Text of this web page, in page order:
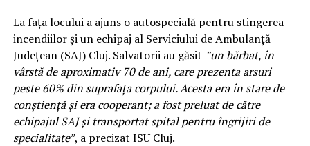
La fața locului a ajuns o autospecială pentru stingerea
incendiilor și un echipaj al Serviciului de Ambulanță
Județean (SAJ) Cluj. Salvatorii au găsit ”un bărbat, în
vârstă de aproximativ 70 de ani, care prezenta arsuri
peste 60% din suprafața corpului. Acesta era în stare de
conștiență și era cooperant; a fost preluat de către
echipajul SAJ și transportat spital pentru îngrijiri de
specialitate”, a precizat ISU Cluj.